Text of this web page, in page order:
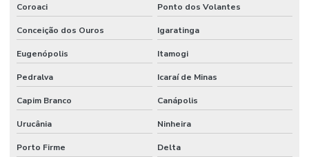
Coroaci Ponto dos Volantes
Conceição dos Ouros Igaratinga
Eugenópolis Itamogi
Pedralva Icaraí de Minas
Capim Branco Canápolis
Urucânia Ninheira
Porto Firme Delta